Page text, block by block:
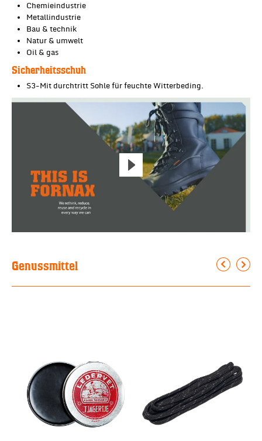
Chemieindustrie
Metallindustrie
Bau & technik
Natur & umwelt
Oil & gas
Sicherheitsschuh
S3-Mit durchtritt Sohle für feuchte Witterbeding.
Genussmittel